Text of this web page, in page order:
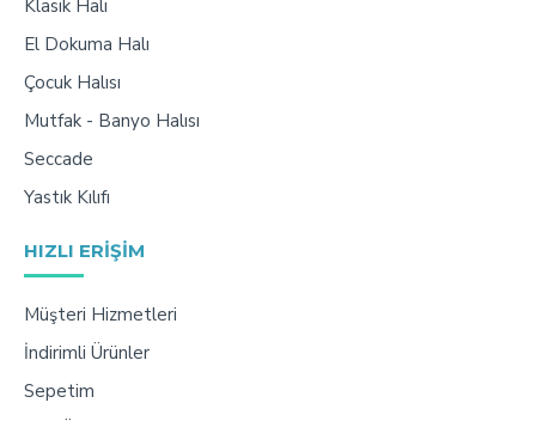
Klasik Halı
El Dokuma Halı
Çocuk Halısı
Mutfak - Banyo Halısı
Seccade
Yastık Kılıfı
HIZLI ERIŞIM
Müşteri Hizmetleri
İndirimli Ürünler
Sepetim